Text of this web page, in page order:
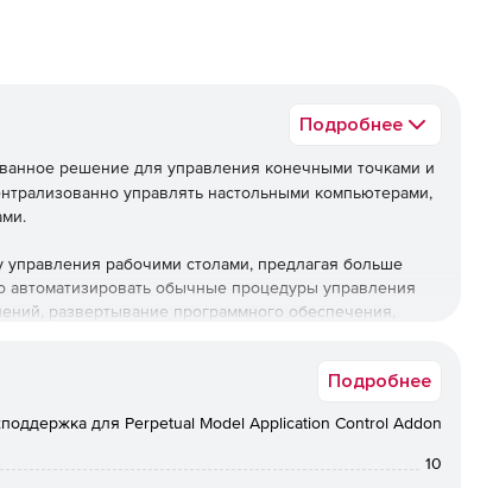
Подробнее
решение для управления конечными точками и
управлять настольными компьютерами,
рабочими столами, предлагая больше
обычные процедуры управления
развертывание программного обеспечения,
возможности управления, но также предлагает ряд
браузера, управление уязвимостями и управление
Подробнее
для Perpetual Model Application Control Addon
10